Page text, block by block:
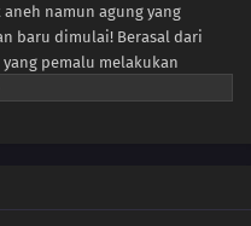
namun agung yang
baru dimulai! Berasal dari
pemalu melakukan
Akademi Indigo dan
ubah, sebagai mitra
ke Kanto, neneknya